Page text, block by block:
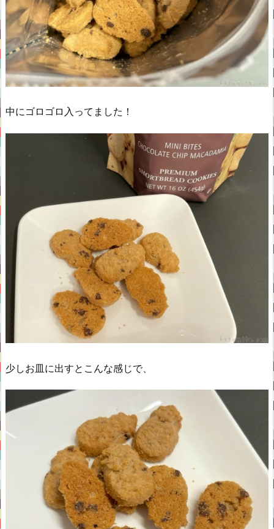
中にゴロゴロ入ってました！
少しお皿に出すとこんな感じで、